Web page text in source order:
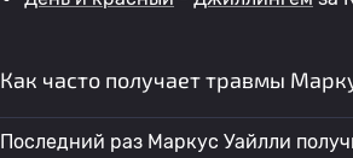
Как часто получает травмы
Последний раз Маркус Уайлли